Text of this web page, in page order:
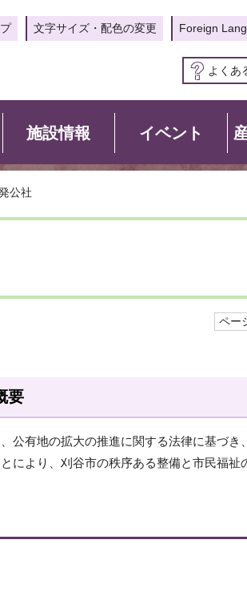
文字サイズ・配色の変更 Foreign
よくあ
施設情報 イベント
公社
ペー
要
公有地の拡大の推進に関する法律に基づき
により、刈谷市の秩序ある整備と市民福祉